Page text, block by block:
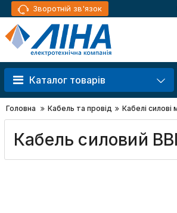
Зворотній зв'язок
Каталог товарів
Головна Кабель та провід Кабелі силові
Кабель силовий